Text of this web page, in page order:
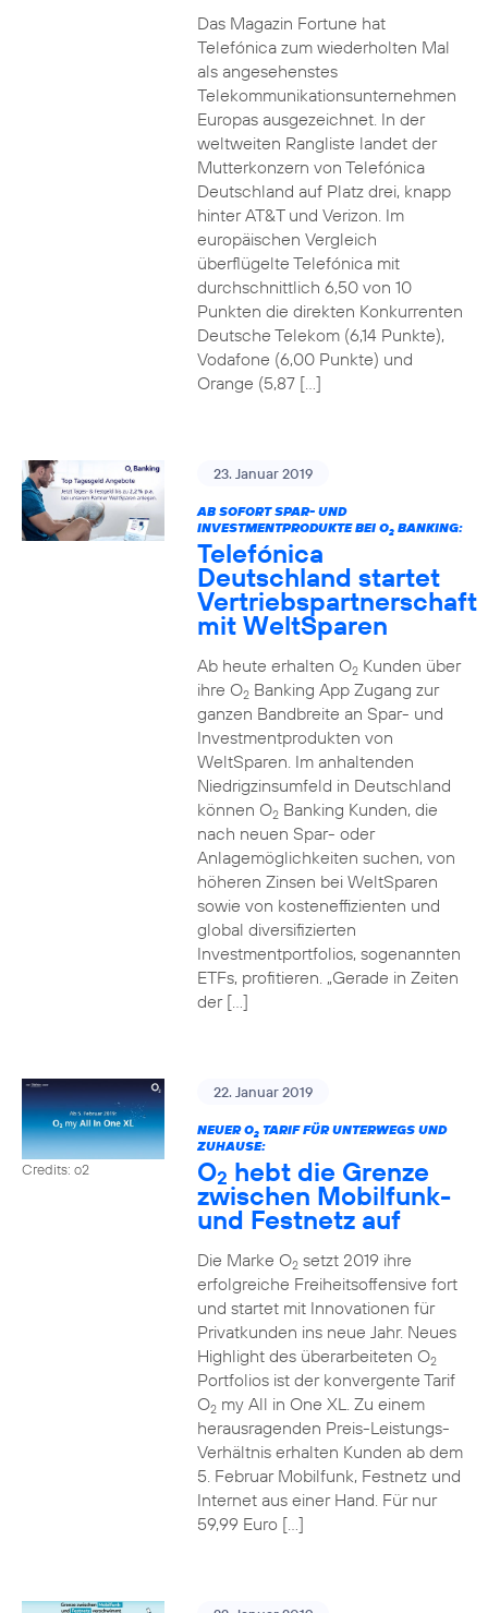
Das Magazin Fortune hat
Telefónica zum wiederholten Mal
als angesehenstes
Telekommunikationsunternehmen
Europas ausgezeichnet. In der
weltweiten Rangliste landet der
Mutterkonzern von Telefónica
Deutschland auf Platz drei, knapp
hinter AT&T und Verizon. Im
europäischen Vergleich
überflügelte Telefónica mit
durchschnittlich 6,50 von 10
Punkten die direkten Konkurrenten
Deutsche Telekom (6,14 Punkte),
Vodafone (6,00 Punkte) und
Orange (5,87 […]
23. Januar 2019
AB SOFORT SPAR- UND
INVESTMENTPRODUKTE BEI O2BANKING:
Telefónica
Deutschland startet
Vertriebspartnerschaft
mit WeltSparen
Ab heute erhalten O2Kunden über
ihre O2Banking App Zugang zur
ganzen Bandbreite an Spar- und
Investmentprodukten von
WeltSparen. Im anhaltenden
Niedrigzinsumfeld in Deutschland
können O2Banking Kunden, die
nach neuen Spar- oder
Anlagemöglichkeiten suchen, von
höheren Zinsen bei WeltSparen
sowie von kosteneffizienten und
global diversifizierten
Investmentportfolios, sogenannten
ETFs, profitieren. „Gerade in Zeiten
der […]
Credits: o2
22. Januar 2019
NEUER O2TARIF FÜR UNTERWEGS UND
ZUHAUSE:
O2 hebt die Grenze
zwischen Mobilfunk-
und Festnetz auf
Die Marke O2setzt 2019 ihre
erfolgreiche Freiheitsoffensive fort
und startet mit Innovationen für
Privatkunden ins neue Jahr. Neues
Highlight des überarbeiteten O2
Portfolios ist der konvergente Tarif
O2my All in One XL. Zu einem
herausragenden Preis-Leistungs-
Verhältnis erhalten Kunden ab dem
5. Februar Mobilfunk, Festnetz und
Internet aus einer Hand. Für nur
59,99 Euro […]